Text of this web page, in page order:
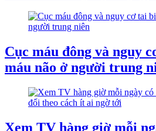
Cục máu đông và nguy
máu não ở người trung
Xem TV hàng giờ mỗi